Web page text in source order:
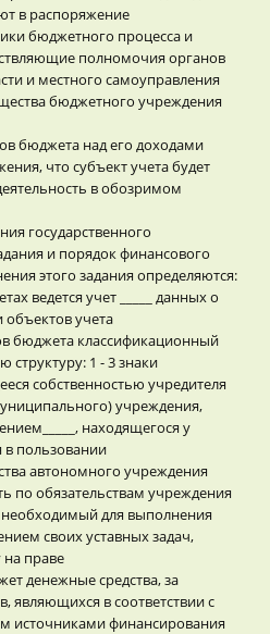
в распоряжение
бюджетного процесса и
полномочия органов
и местного самоуправления
бюджетного учреждения
бюджета над его доходами
что субъект учета будет
в обозримом
государственного
и порядок финансового
этого задания определяются:
ведется учет _____ данных о
учета
бюджета классификационный
1 - 3 знаки
собственностью учредителя
учреждения,
находящегося у
пользовании
автономного учреждения
по обязательствам учреждения
для выполнения
своих уставных задач,
на праве
денежные средства, за
являющихся в соответствии с
источниками финансирования